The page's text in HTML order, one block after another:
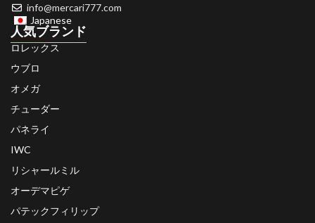
info@mercari777.com
Japanese
人気ブランド
ロレックス
ウブロ
オメガ
チューダー
パネライ
IWC
リシャールミル
オーデマピゲ
パテックフィリップ